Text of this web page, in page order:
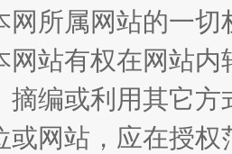
声名
网所属网站的一
网站有权在网站
摘编或利用其它
或网站，应在授